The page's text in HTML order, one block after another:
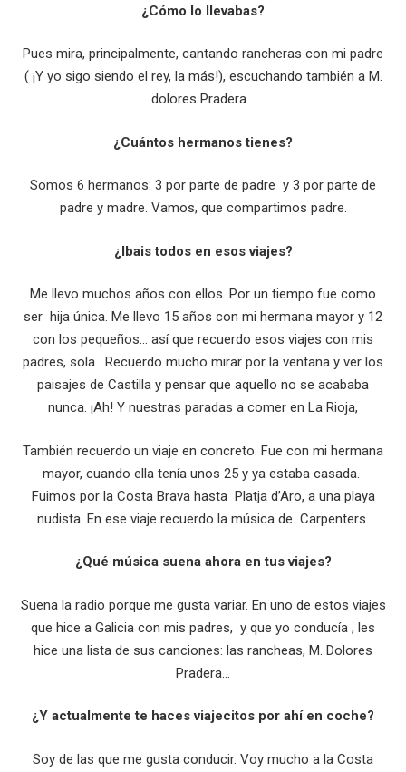
¿Cómo lo llevabas?
Pues mira, principalmente, cantando rancheras con mi padre
( ¡Y yo sigo siendo el rey, la más!), escuchando también a M.
dolores Pradera…
¿Cuántos hermanos tienes?
Somos 6 hermanos: 3 por parte de padre y 3 por parte de
padre y madre. Vamos, que compartimos padre.
¿Ibais todos en esos viajes?
Me llevo muchos años con ellos. Por un tiempo fue como
ser hija única. Me llevo 15 años con mi hermana mayor y 12
con los pequeños… así que recuerdo esos viajes con mis
padres, sola. Recuerdo mucho mirar por la ventana y ver los
paisajes de Castilla y pensar que aquello no se acababa
nunca. ¡Ah! Y nuestras paradas a comer en La Rioja,
También recuerdo un viaje en concreto. Fue con mi hermana
mayor, cuando ella tenía unos 25 y ya estaba casada.
Fuimos por la Costa Brava hasta Platja d’Aro, a una playa
nudista. En ese viaje recuerdo la música de Carpenters.
¿Qué música suena ahora en tus viajes?
Suena la radio porque me gusta variar. En uno de estos viajes
que hice a Galicia con mis padres, y que yo conducía , les
hice una lista de sus canciones: las rancheas, M. Dolores
Pradera…
¿Y actualmente te haces viajecitos por ahí en coche?
Soy de las que me gusta conducir. Voy mucho a la Costa